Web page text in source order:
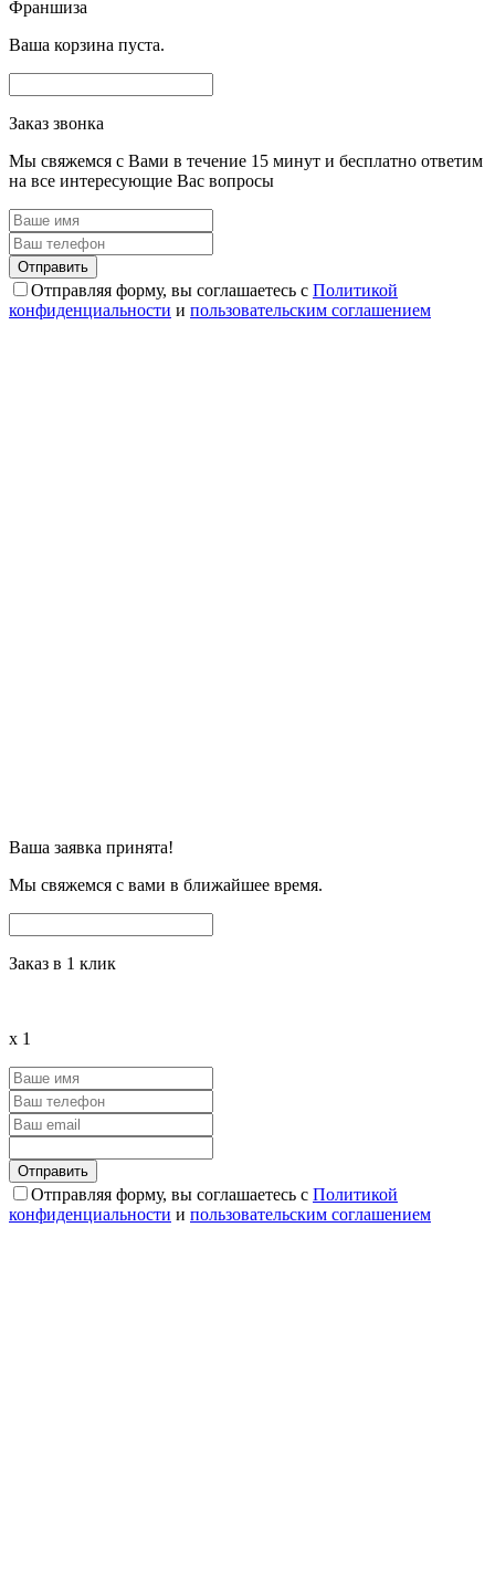
Франшиза
Ваша корзина пуста.
Заказ звонка
Мы свяжемся с Вами в течение 15 минут и бесплатно ответим
на все интересующие Вас вопросы
Отправляя форму, вы соглашаетесь с Политикой
конфиденциальности и пользовательским соглашением
Ваша заявка принята!
Мы свяжемся с вами в ближайшее время.
Заказ в 1 клик
x 1
Отправляя форму, вы соглашаетесь с Политикой
конфиденциальности и пользовательским соглашением